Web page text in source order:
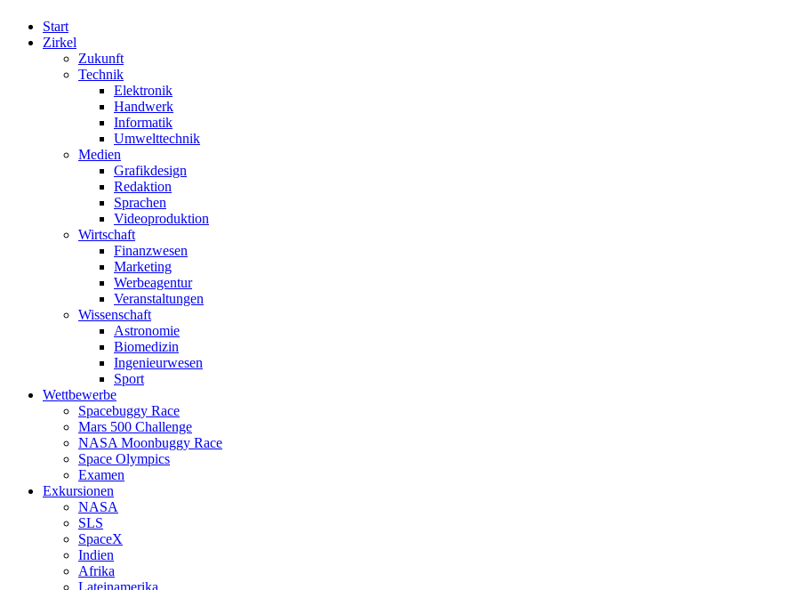
Start
Zirkel
Zukunft
Technik
Elektronik
Handwerk
Informatik
Umwelttechnik
Medien
Grafikdesign
Redaktion
Sprachen
Videoproduktion
Wirtschaft
Finanzwesen
Marketing
Werbeagentur
Veranstaltungen
Wissenschaft
Astronomie
Biomedizin
Ingenieurwesen
Sport
Wettbewerbe
Spacebuggy Race
Mars 500 Challenge
NASA Moonbuggy Race
Space Olympics
Examen
Exkursionen
NASA
SLS
SpaceX
Indien
Afrika